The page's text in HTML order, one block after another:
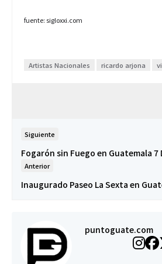
fuente: sigloxxi.com
Artistas Nacionales ricardo arjona
Siguiente
Fogarón sin Fuego en Guatemala 7
Anterior
Inaugurado Paseo La Sexta en
puntoguate.com